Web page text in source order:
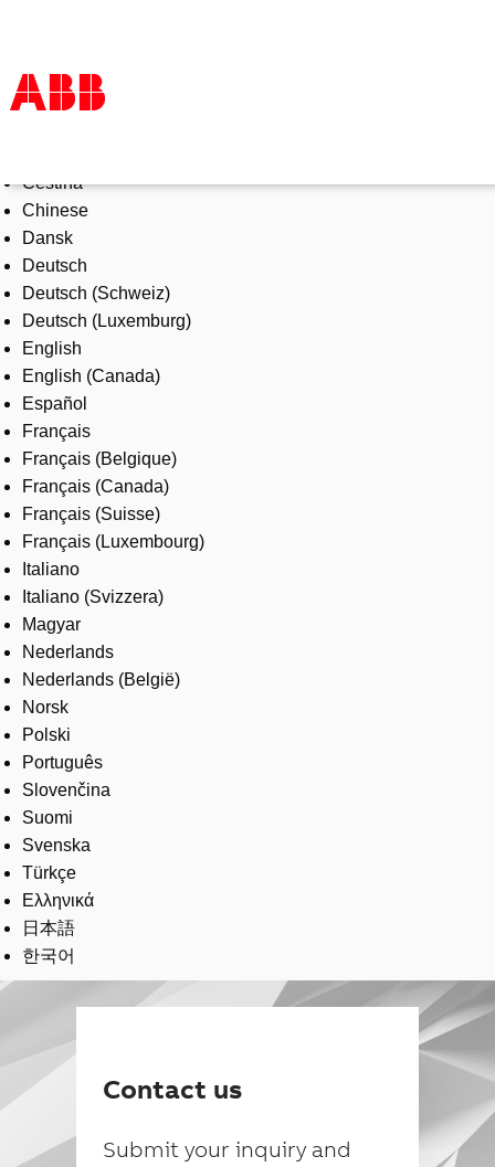
Products & Solutions
Industries
Services
About us
Where to buy
Contact us
Careers
Čeština
Chinese
Dansk
Deutsch
Deutsch (Schweiz)
Deutsch (Luxemburg)
English
English (Canada)
Español
Français
Français (Belgique)
Français (Canada)
Français (Suisse)
Français (Luxembourg)
Italiano
Italiano (Svizzera)
Magyar
Nederlands
Nederlands (België)
Norsk
Polski
Português
Slovenčina
Suomi
Svenska
Türkçe
Ελληνικά
日本語
한국어
Contact us
Submit your inquiry and